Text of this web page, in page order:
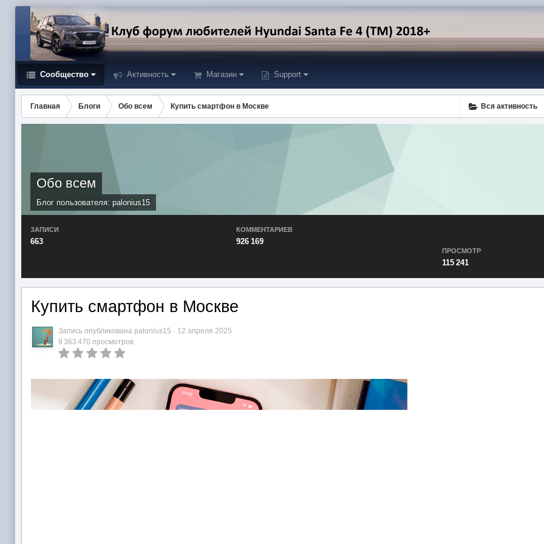
Сообщество Активность Магазин Support
Вся активность
Главная Блоги Обо всем Купить смартфон в Москве
Обо всем
Блог пользователя: palonius15
ЗАПИСИ
663
КОММЕНТАРИЕВ
926 169
ПРОСМОТР
115 241
Купить смартфон в Москве
Запись опубликована palonius15 · 12 апреля 2025
9 363 470 просмотров